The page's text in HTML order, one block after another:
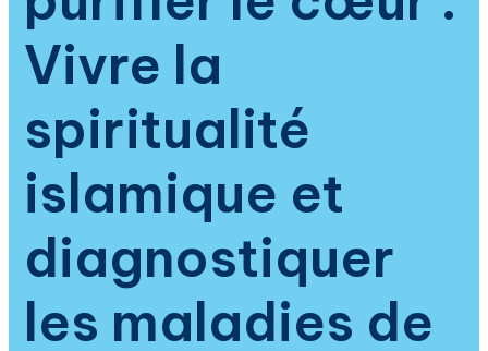
Vivre la
spiritualité
islamique et
diagnostiquer
les maladies de